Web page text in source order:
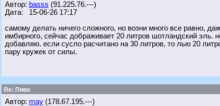
Автор: basss (91.225.76.---)
Дата: 15-06-26 17:17
самому делать ничего сложного, но возни много все равно,
имбирного, сейчас дображивает 20 литров шотландский
добавляю. если сусло расчитано на 30 литров, то лью 20
пару кружек от силы.
Re: Пиво
Автор: may (178.67.195.---)